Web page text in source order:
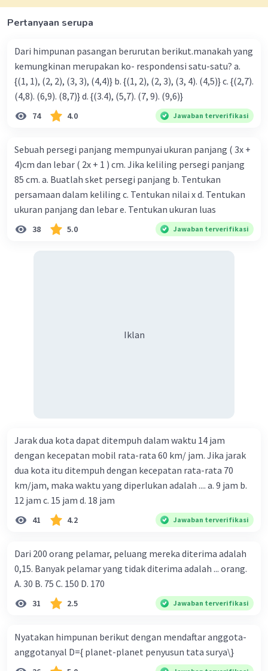
Pertanyaan serupa
Dari himpunan pasangan berurutan berikut.manakah yang
kemungkinan merupakan ko- respondensi satu-satu? a.
{(1, 1), (2, 2), (3, 3), (4,4)} b. {(1, 2), (2, 3), (3, 4). (4,5)} c. {(2,7).
(4,8). (6,9). (8,7)} d. {(3.4), (5,7). (7, 9). (9,6)}
74 4.0 Jawaban terverifikasi
Sebuah persegi panjang mempunyai ukuran panjang ( 3x +
4)cm dan lebar ( 2x + 1 ) cm. Jika keliling persegi panjang
85 cm. a. Buatlah sket persegi panjang b. Tentukan
persamaan dalam keliling c. Tentukan nilai x d. Tentukan
ukuran panjang dan lebar e. Tentukan ukuran luas
38 5.0 Jawaban terverifikasi
Iklan
Jarak dua kota dapat ditempuh dalam waktu 14 jam
dengan kecepatan mobil rata-rata 60 km/ jam. Jika jarak
dua kota itu ditempuh dengan kecepatan rata-rata 70
km/jam, maka waktu yang diperlukan adalah .... a. 9 jam b.
12 jam c. 15 jam d. 18 jam
41 4.2 Jawaban terverifikasi
Dari 200 orang pelamar, peluang mereka diterima adalah
0,15. Banyak pelamar yang tidak diterima adalah ... orang.
A. 30 B. 75 C. 150 D. 170
31 2.5 Jawaban terverifikasi
Nyatakan himpunan berikut dengan mendaftar anggota-
anggotanyal D={ planet-planet penyusun tata surya\}